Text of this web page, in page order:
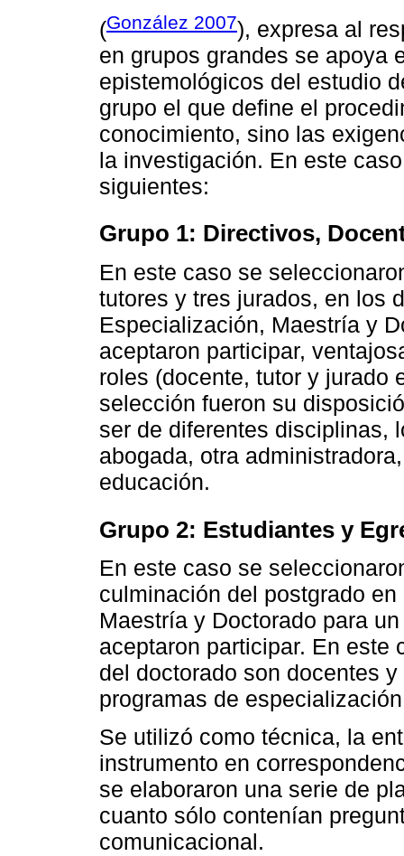
(González 2007), expresa al
en grupos grandes se apoya
epistemológicos del estudio
grupo el que define el
conocimiento, sino las
la investigación. En este
siguientes:
Grupo 1: Directivos,
En este caso se
tutores y tres jurados, en los
Especialización, Maestría y
aceptaron participar,
roles (docente, tutor y jurado
selección fueron su
ser de diferentes disciplinas,
abogada, otra
educación.
Grupo 2: Estudiantes y
En este caso se
culminación del postgrado
Maestría y Doctorado para
aceptaron participar. En este
del doctorado son docentes
programas de
Se utilizó como técnica, la
instrumento en
se elaboraron una serie de
cuanto sólo contenían
comunicacional.